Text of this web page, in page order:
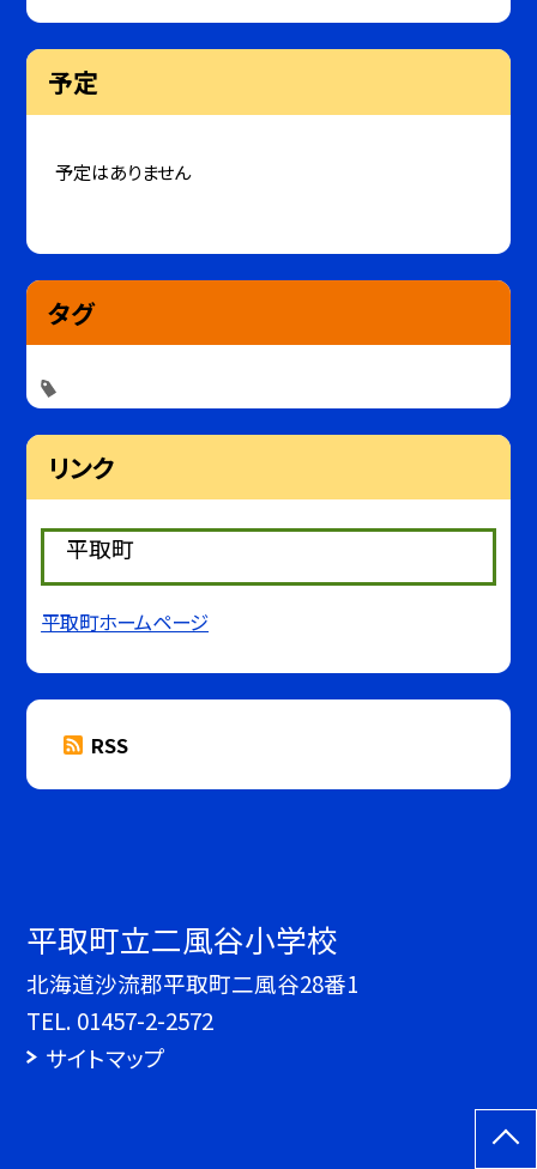
予定
予定はありません
タグ
リンク
平取町
平取町ホームページ
RSS
平取町立二風谷小学校
北海道沙流郡平取町二風谷28番1
TEL. 01457-2-2572
サイトマップ